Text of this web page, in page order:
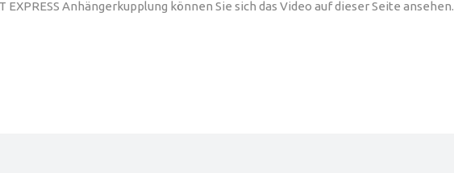
Anhängerkupplung können Sie sich das Video auf dieser Seite ansehen.